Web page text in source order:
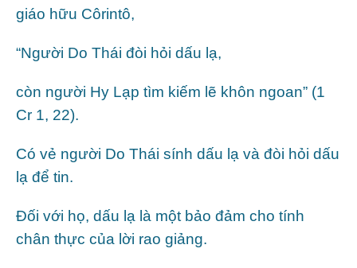
giáo hữu Côrintô,
“Người Do Thái đòi hỏi dấu lạ,
còn người Hy Lạp tìm kiếm lẽ khôn ngoan” (1
Cr 1, 22).
Có vẻ người Do Thái sính dấu lạ và đòi hỏi dấu
lạ để tin.
Đối với họ, dấu lạ là một bảo đảm cho tính
chân thực của lời rao giảng.